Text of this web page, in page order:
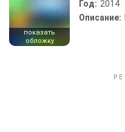
показать
обложку
Год: 2014
Описание: